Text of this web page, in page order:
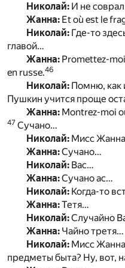
Николай: И не
Жанна: Et où est le
Николай: Где-то
главой…
Жанна: Promettez-moi
en russe.46
Николай: Помню, как
Пушкин учится проще
Жанна: Montrez-moi
47 Сучано…
Николай: Мисс
Жанна:Сучано…
Николай: Вас…
Жанна:Сучано ас…
Николай: Когда-то
Жанна:Тетя…
Николай:Случайно
Жанна: Чайно третя…
Николай: Мисс
предметы быта? Ну, вот,